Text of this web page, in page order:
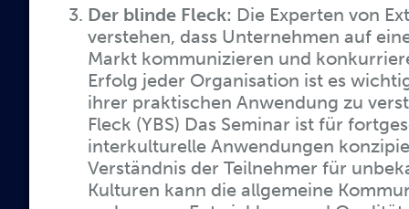
Der blinde Fleck: Die Experten von
verstehen, dass Unternehmen auf
Markt kommunizieren und
Erfolg jeder Organisation ist es
ihrer praktischen Anwendung zu
Fleck (YBS) Das Seminar ist für
interkulturelle Anwendungen
Verständnis der Teilnehmer für
Kulturen kann die allgemeine